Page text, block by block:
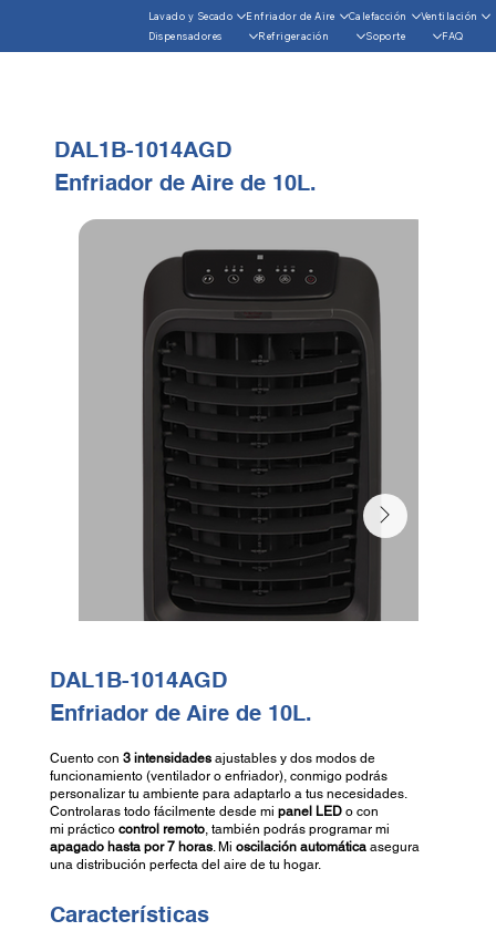
Lavado y Secado Enfriador de Aire Calefacción
Ventilación
Dispensadores
Refrigeración Soporte FAQ
DAL1B-1014AGD
Enfriador de Aire de 10L.
DAL1B-1014AGD
Enfriador de Aire de 10L.
Cuento con3 intensidadesajustables y dos modos de
funcionamiento (ventilador o enfriador), conmigo podrás
personalizar tu ambiente para adaptarlo a tus necesidades.
Controlaras todo fácilmente desde mipanel LED o con
mi práctico control remoto, también podrás programar mi
apagado hasta por 7 horas. Mioscilación automáticaasegura
una distribución perfecta del aire de tu hogar.
Características